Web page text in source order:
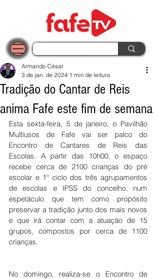
Tradição do Cantar de Reis
anima Fafe este fim de semana
Armando César
3 de jan. de 2024 1 min de leitura
Esta sexta-feira, 5 de janeiro, o Pavilhão
Multiusos de Fafe vai ser palco do
Encontro de Cantares de Reis das
Escolas. A partir das 10h00, o espaço
recebe cerca de 2100 crianças do pré
escolar e 1º ciclo dos três agrupamentos
de escolas e IPSS do concelho, num
espetáculo que tem como propósito
preservar a tradição junto dos mais novos
e que irá contar com a atuação de 15
grupos, compostos por cerca de 1100
crianças.
No domingo, realiza-se o Encontro de